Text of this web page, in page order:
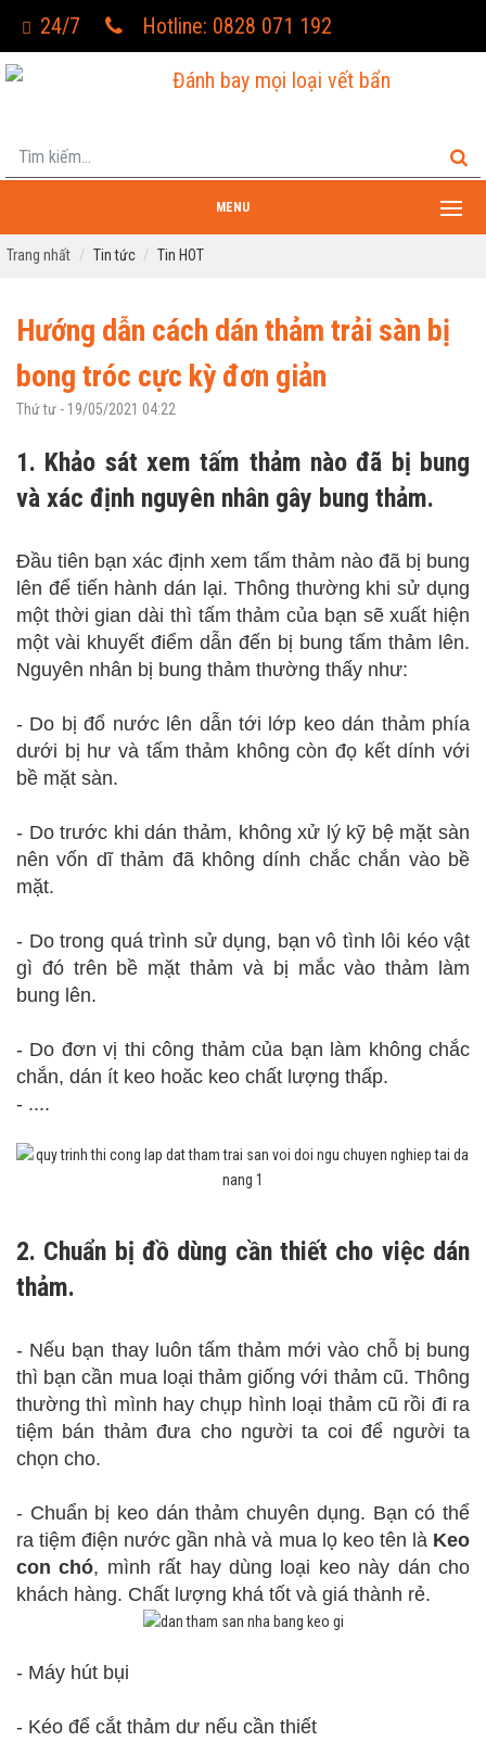
24/7 Hotline: 0828 071 192
Đánh bay mọi loại vết bẩn
MENU
Trang nhất Tin tức Tin HOT
Hướng dẫn cách dán thảm trải sàn bị
bong tróc cực kỳ đơn giản
Thứ tư - 19/05/2021 04:22
1. Khảo sát xem tấm thảm nào đã bị bung
và xác định nguyên nhân gây bung thảm.
Đầu tiên bạn xác định xem tấm thảm nào đã bị bung
lên để tiến hành dán lại. Thông thường khi sử dụng
một thời gian dài thì tấm thảm của bạn sẽ xuất hiện
một vài khuyết điểm dẫn đến bị bung tấm thảm lên.
Nguyên nhân bị bung thảm thường thấy như:
- Do bị đổ nước lên dẫn tới lớp keo dán thảm phía
dưới bị hư và tấm thảm không còn đọ kết dính với
bề mặt sàn.
- Do trước khi dán thảm, không xử lý kỹ bệ mặt sàn
nên vốn dĩ thảm đã không dính chắc chắn vào bề
mặt.
- Do trong quá trình sử dụng, bạn vô tình lôi kéo vật
gì đó trên bề mặt thảm và bị mắc vào thảm làm
bung lên.
- Do đơn vị thi công thảm của bạn làm không chắc
chắn, dán ít keo hoăc keo chất lượng thấp.
- ....
2. Chuẩn bị đồ dùng cần thiết cho việc dán
thảm.
- Nếu bạn thay luôn tấm thảm mới vào chỗ bị bung
thì bạn cần mua loại thảm giống với thảm cũ. Thông
thường thì mình hay chụp hình loại thảm cũ rồi đi ra
tiệm bán thảm đưa cho người ta coi để người ta
chọn cho.
- Chuẩn bị keo dán thảm chuyên dụng. Bạn có thể
ra tiệm điện nước gần nhà và mua lọ keo tên là Keo
con chó, mình rất hay dùng loại keo này dán cho
khách hàng. Chất lượng khá tốt và giá thành rẻ.
- Máy hút bụi
- Kéo để cắt thảm dư nếu cần thiết